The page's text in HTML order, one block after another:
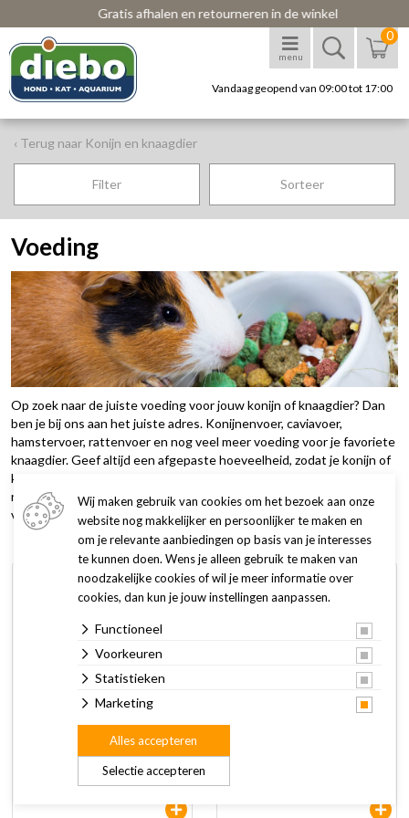
Gratis afhalen en retourneren in de winkel
menu
0
Vandaag geopend van 09:00 tot 17:00
‹ Terug naar Konijn en knaagdier
Filter Sorteer
Voeding
Op zoek naar de juiste voeding voor jouw konijn of knaagdier? Dan
ben je bij ons aan het juiste adres. Konijnenvoer, caviavoer,
hamstervoer, rattenvoer en nog veel meer voeding voor je favoriete
knaagdier. Geef altijd een afgepaste hoeveelheid, zodat je konijn of
knaagdier alles netjes opeet. Konijnen en knaagdieren hebben
namelijk de neiging om selectief te eten, waardoor zij belangrijke
voedingsstoffen mislopen.
Barn-i kruidenhooi
echinacea & wortel
500 gr
3,75
Wij maken gebruik van cookies om het bezoek aan onze
website nog makkelijker en persoonlijker te maken en
om je relevante aanbiedingen op basis van je interesses
te kunnen doen. Wens je alleen gebruik te maken van
noodzakelijke cookies of wil je meer informatie over
cookies, dan kun je jouw instellingen aanpassen.
Functioneel
Voorkeuren
Statistieken
Marketing
Selectie accepteren
Alles accepteren